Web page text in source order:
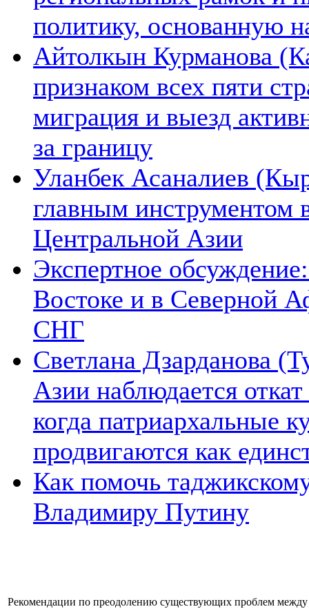
политику, основанную
Айтолкын Курманова
признаком всех пяти
миграция и выезд
за границу
Уланбек Асаналиев
главным инструментом
Центральной Азии
Экспертное
Востоке и в Северной
СНГ
Светлана Дзарданова
Азии наблюдается
когда патриархальные
продвигаются как
Как помочь
Владимиру Путину
Рекомендации по преодолению существующих проблем между